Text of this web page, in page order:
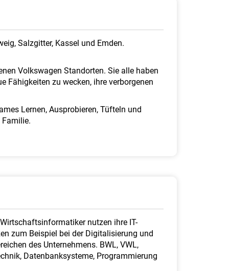
Salzgitter, Kassel und Emden.
Volkswagen Standorten. Sie alle haben
Fähigkeiten zu wecken, ihre verborgenen
Lernen, Ausprobieren, Tüfteln und
Familie.
nutzen ihre IT-
zum Beispiel bei der Digitalisierung und
des Unternehmens. BWL, VWL,
Datenbanksysteme, Programmierung